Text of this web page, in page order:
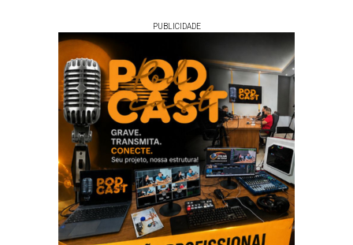
Partido Socialista
Brasileiro (PSB)
PUBLICIDADE